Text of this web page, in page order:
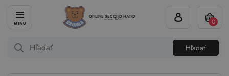
ONLINE SECOND HAND
od roku 2004
Hľadať
0